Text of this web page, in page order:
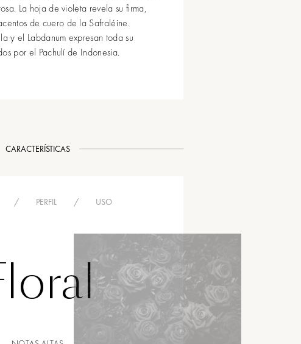
La hoja de violeta revela su firma,
de cuero de la Safraléine.
y el Labdanum expresan toda su
por el Pachulí de Indonesia.
CARACTERÍSTICAS
/ PERFIL / USO